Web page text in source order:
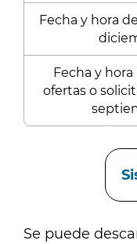
Fecha y hora
Fecha y
ofertas o
Se puede